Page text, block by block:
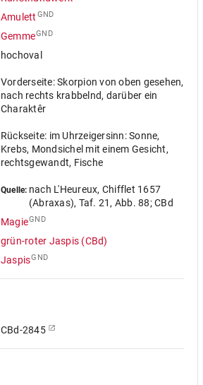
Amulett GND
GemmeGND
hochoval
Vorderseite: Skorpion von oben gesehen,
nach rechts krabbelnd, darüber ein
Charaktêr
Rückseite: im Uhrzeigersinn: Sonne,
Krebs, Mondsichel mit einem Gesicht,
rechtsgewandt, Fische
Quelle: nach L'Heureux, Chifflet 1657
(Abraxas), Taf. 21, Abb. 88; CBd
MagieGND
grün-roter Jaspis (CBd)
JaspisGND
CBd-2845